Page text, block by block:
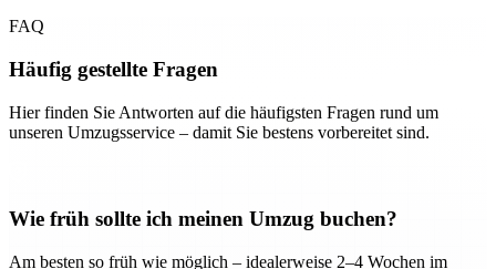
FAQ
Häufig gestellte Fragen
Hier finden Sie Antworten auf die häufigsten Fragen rund um
unseren Umzugsservice – damit Sie bestens vorbereitet sind.
Wie früh sollte ich meinen Umzug buchen?
Am besten so früh wie möglich – idealerweise 2–4 Wochen im